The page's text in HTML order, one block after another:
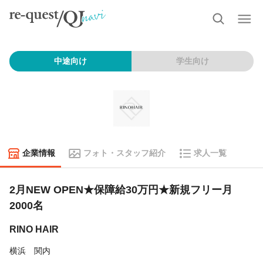
中途向け 学生向け
企業情報 フォト・スタッフ紹介 求人一覧
2月NEW OPEN★保障給30万円★新規フリー月
2000名
RINO HAIR
横浜 関内